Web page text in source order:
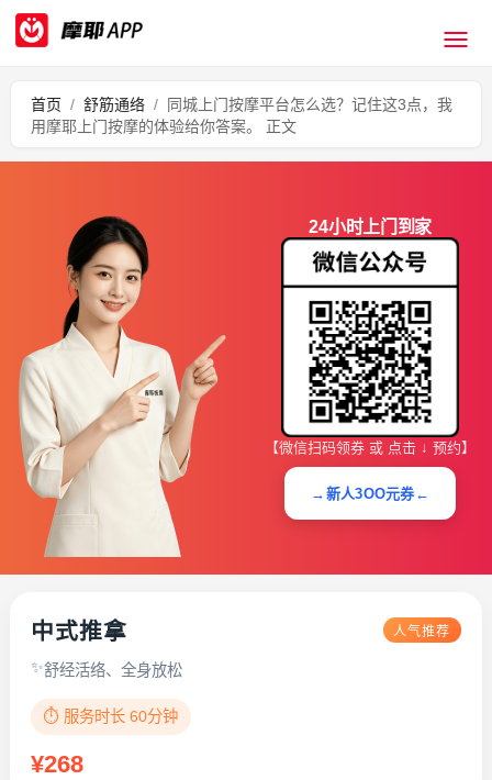
首页 / 舒筋通络 /
同城上门按摩平台怎么选？记住这3点，我
用摩耶上门按摩的体验给你答案。 正文
24小时上门到家
【微信扫码领券 或 点击 ↓ 预约】
→新人3OO元券←
中式推拿 人气推荐
舒经活络、全身放松
⏱️ 服务时长 60分钟
¥268